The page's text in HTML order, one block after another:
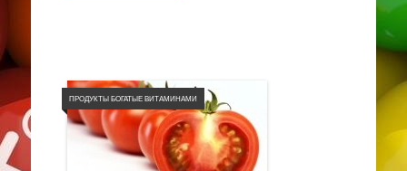
ПРОДУКТЫ БОГАТЫЕ ВИТАМИНАМИ